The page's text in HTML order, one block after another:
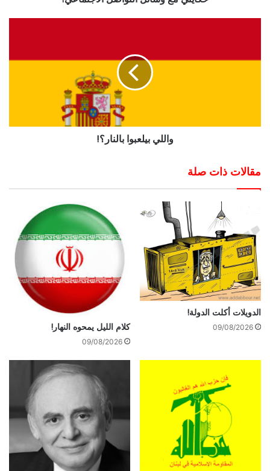
واللي بيلعبوا بالنار؟!
مقالات ذات صلة
الدويلات أكلت الدولة!
09/08/2026 كلام الليل يمحوه النهار!
09/08/2026